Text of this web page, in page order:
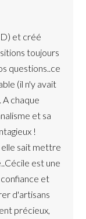
et créé
toujours
questions..ce
(il n'y avait
chaque
et sa
!
sait mettre
est une
et
d'artisans
précieux,